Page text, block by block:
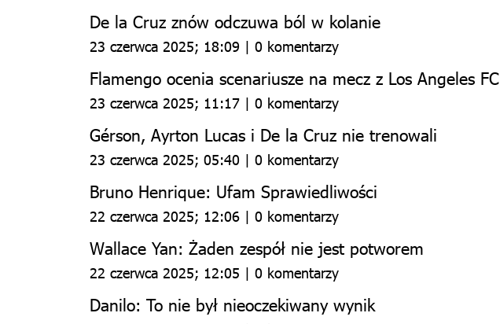
De la Cruz znów odczuwa ból w kolanie
23 czerwca 2025; 18:09 | 0 komentarzy
Flamengo ocenia scenariusze na mecz z Los Angeles FC
23 czerwca 2025; 11:17 | 0 komentarzy
Gérson, Ayrton Lucas i De la Cruz nie trenowali
23 czerwca 2025; 05:40 | 0 komentarzy
Bruno Henrique: Ufam Sprawiedliwości
22 czerwca 2025; 12:06 | 0 komentarzy
Wallace Yan: Żaden zespół nie jest potworem
22 czerwca 2025; 12:05 | 0 komentarzy
Danilo: To nie był nieoczekiwany wynik